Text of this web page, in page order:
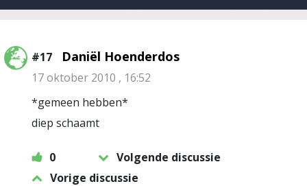
#17 Daniël Hoenderdos
17 oktober 2010 , 16:52
*gemeen hebben*
diep schaamt
0
Volgende discussie
Vorige discussie